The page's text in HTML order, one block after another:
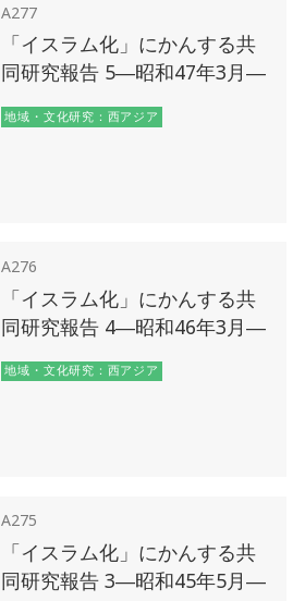
A277
「イスラム化」にかんする共
同研究報告 5―昭和47年3月―
地域・文化研究：西アジア
A276
「イスラム化」にかんする共
同研究報告 4―昭和46年3月―
地域・文化研究：西アジア
A275
「イスラム化」にかんする共
同研究報告 3―昭和45年5月―